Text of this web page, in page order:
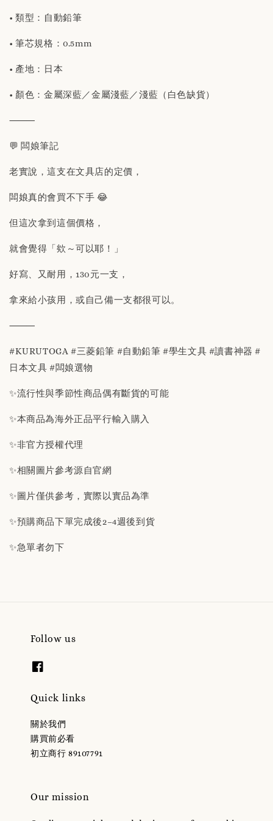
• 類型：自動鉛筆
• 筆芯規格：0.5mm
• 產地：日本
• 顏色：金屬深藍／金屬淺藍／淺藍（白色缺貨）
⸻
💬 闆娘筆記
老實說，這支在文具店的定價，
闆娘真的會買不下手 😂
但這次拿到這個價格，
就會覺得「欸～可以耶！」
好寫、又耐用，130元一支，
拿來給小孩用，或自己備一支都很可以。
⸻
#KURUTOGA #三菱鉛筆 #自動鉛筆 #學生文具 #讀書神器 #
日本文具 #闆娘選物
✨流行性與季節性商品偶有斷貨的可能
✨本商品為海外正品平行輸入購入
✨非官方授權代理
✨相關圖片參考源自官網
✨圖片僅供參考，實際以實品為準
✨預購商品下單完成後2–4週後到貨
✨急單者勿下
Follow us
Quick links
關於我們
購買前必看
初立商行 89107791
Our mission